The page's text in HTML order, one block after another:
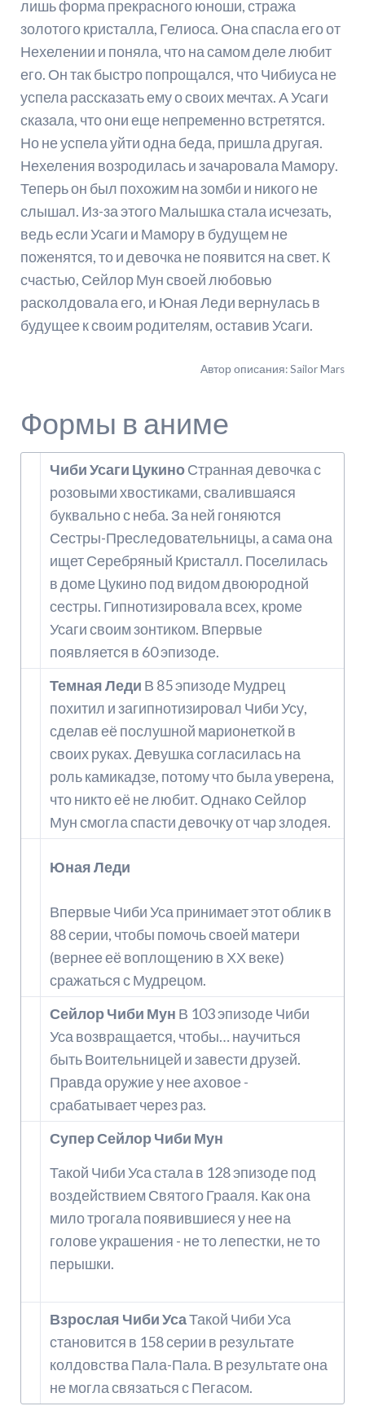
лишь форма прекрасного юноши, стража
золотого кристалла, Гелиоса. Она спасла его от
Нехелении и поняла, что на самом деле любит
его. Он так быстро попрощался, что Чибиуса не
успела рассказать ему о своих мечтах. А Усаги
сказала, что они еще непременно встретятся.
Но не успела уйти одна беда, пришла другая.
Нехеления возродилась и зачаровала Мамору.
Теперь он был похожим на зомби и никого не
слышал. Из-за этого Малышка стала исчезать,
ведь если Усаги и Мамору в будущем не
поженятся, то и девочка не появится на свет. К
счастью, Сейлор Мун своей любовью
расколдовала его, и Юная Леди вернулась в
будущее к своим родителям, оставив Усаги.
Автор описания: Sailor Mars
Формы в аниме
Чиби Усаги ЦукиноСтранная девочка с
розовыми хвостиками, свалившаяся
буквально с неба. За ней гоняются
Сестры-Преследовательницы, а сама она
ищет Серебряный Кристалл. Поселилась
в доме Цукино под видом двоюродной
сестры. Гипнотизировала всех, кроме
Усаги своим зонтиком. Впервые
появляется в 60 эпизоде.
Темная Леди В 85 эпизоде Мудрец
похитил и загипнотизировал Чиби Усу,
сделав её послушной марионеткой в
своих руках. Девушка согласилась на
роль камикадзе, потому что была уверена,
что никто её не любит. Однако Сейлор
Мун смогла спасти девочку от чар злодея.
Юная Леди
Впервые Чиби Уса принимает этот облик в
88 серии, чтобы помочь своей матери
(вернее её воплощению в ХХ веке)
сражаться с Мудрецом.
Сейлор Чиби Мун В 103 эпизоде Чиби
Уса возвращается, чтобы… научиться
быть Воительницей и завести друзей.
Правда оружие у нее аховое -
срабатывает через раз.
Супер Сейлор Чиби Мун
Такой Чиби Уса стала в 128 эпизоде под
воздействием Святого Грааля. Как она
мило трогала появившиеся у нее на
голове украшения - не то лепестки, не то
перышки.
Взрослая Чиби УсаТакой Чиби Уса
становится в 158 серии в результате
колдовства Пала-Пала. В результате она
не могла связаться с Пегасом.